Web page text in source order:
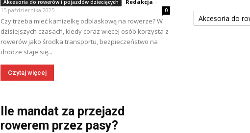
Akcesoria do rowerów i pojazdów dziecięcych Redakcja -
15 października 2025
0
Czy trzeba mieć kamizelkę odblaskową na rowerze? W
dzisiejszych czasach, kiedy coraz więcej osób korzysta z
rowerów jako środka transportu, bezpieczeństwo na
drodze staje się...
Czytaj więcej
Ile mandat za przejazd
rowerem przez pasy?
Kategorie